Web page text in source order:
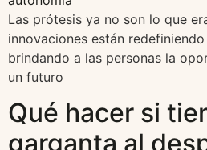
Las prótesis ya no son lo que
innovaciones están
brindando a las personas la
un futuro
Qué hacer si
garganta al